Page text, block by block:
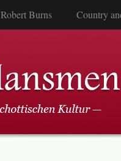
Robert Burns Country